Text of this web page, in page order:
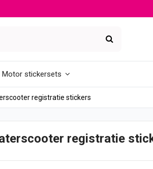
Motor stickersets
registratie stickers
registratie